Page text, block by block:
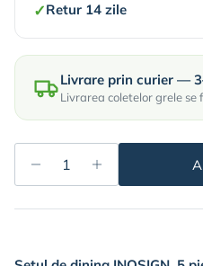
✓Retur 14 zile
Livrare prin curier —
Livrarea coletelor grele se